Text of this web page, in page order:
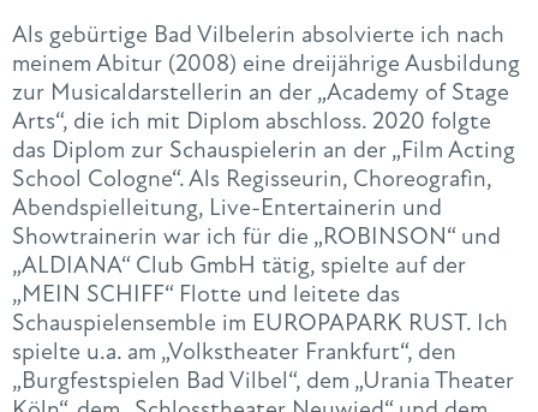
Als gebürtige Bad Vilbelerin absolvierte ich nach
meinem Abitur (2008) eine dreijährige Ausbildung
zur Musicaldarstellerin an der „Academy of Stage
Arts“, die ich mit Diplom abschloss. 2020 folgte
das Diplom zur Schauspielerin an der „Film Acting
School Cologne“. Als Regisseurin, Choreografin,
Abendspielleitung, Live-Entertainerin und
Showtrainerin war ich für die „ROBINSON“ und
„ALDIANA“ Club GmbH tätig, spielte auf der
„MEIN SCHIFF“ Flotte und leitete das
Schauspielensemble im EUROPAPARK RUST. Ich
spielte u.a. am „Volkstheater Frankfurt“, den
„Burgfestspielen Bad Vilbel“, dem „Urania Theater